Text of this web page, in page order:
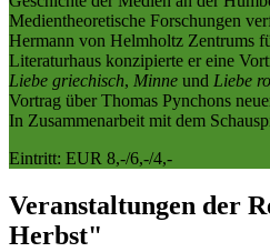
Medientheoretische Forschungen
Hermann von Helmholtz Zentrums
Literaturhaus konzipierte er eine
Liebe griechisch, Minne und Liebe
Vortrag über Thomas Pynchons
In Zusammenarbeit mit dem
Eintritt: EUR 8,-/6,-/4,-
Veranstaltungen der
Herbst"